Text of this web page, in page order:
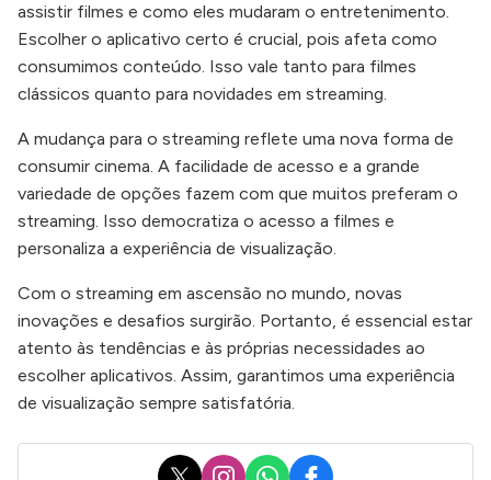
assistir filmes e como eles mudaram o entretenimento.
Escolher o aplicativo certo é crucial, pois afeta como
consumimos conteúdo. Isso vale tanto para filmes
clássicos quanto para novidades em streaming.
A mudança para o streaming reflete uma nova forma de
consumir cinema. A facilidade de acesso e a grande
variedade de opções fazem com que muitos preferam o
streaming. Isso democratiza o acesso a filmes e
personaliza a experiência de visualização.
Com o streaming em ascensão no mundo, novas
inovações e desafios surgirão. Portanto, é essencial estar
atento às tendências e às próprias necessidades ao
escolher aplicativos. Assim, garantimos uma experiência
de visualização sempre satisfatória.
X InstagramWhatsApp
Facebook